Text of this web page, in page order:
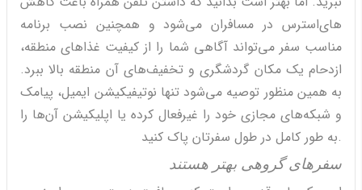
استرس در مسافران می‌شود و همچنین نصب برنامه‎‌های
مناسب سفر می‌تواند آگاهی شما را از کیفیت غذاهای منطقه،
ازدحام یک مکان گردشگری و تخفیف‌های آن منطقه بالا ببرد.
به همین منظور توصیه می‌شود تنها نوتیفیکیشن ایمیل، پیامک
و شبکه‌های مجازی خود را غیرفعال کرده یا اپلیکیشن آن‌ها را
به طور کامل در طول سفرتان پاک کنید.
سفرهای گروهی بهتر هستند